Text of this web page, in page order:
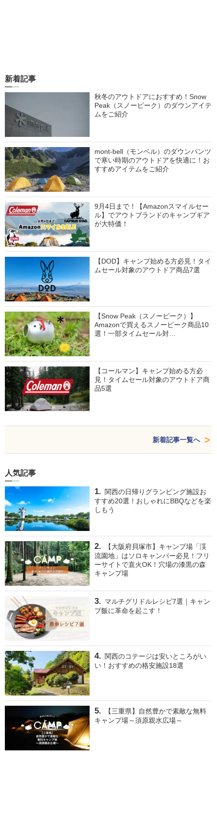
新着記事
秋冬のアウトドアにおすすめ！Snow
Peak（スノーピーク）のダウンアイテ
ムをご紹介
mont-bell（モンベル）のダウンパンツ
で寒い時期のアウトドアを快適に！お
すすめアイテムをご紹介
9月4日まで！【Amazonスマイルセー
ル】でアウトブランドのキャンプギア
が大特価！
【DOD】キャンプ始める方必見！タイ
ムセール対象のアウトドア商品7選
【Snow Peak（スノーピーク）】
Amazonで買えるスノーピーク商品10
選！一部タイムセール対…
【コールマン】キャンプ始める方必
見！タイムセール対象のアウトドア商
品5選
新着記事一覧へ
人気記事
関西の日帰りグランピング施設お
すすめ20選！おしゃれにBBQなどを楽
しもう
【大阪府貝塚市】キャンプ場「渓
流園地」はソロキャンパー必見！フリ
ーサイトで直火OK！穴場の漆黒の森
キャンプ場
マルチグリドルレシピ7選｜キャン
プ飯に革命を起こす！
関西のコテージは安いところがい
い！おすすめの格安施設18選
【三重県】自然豊かで素敵な無料
キャンプ場～須原親水広場～